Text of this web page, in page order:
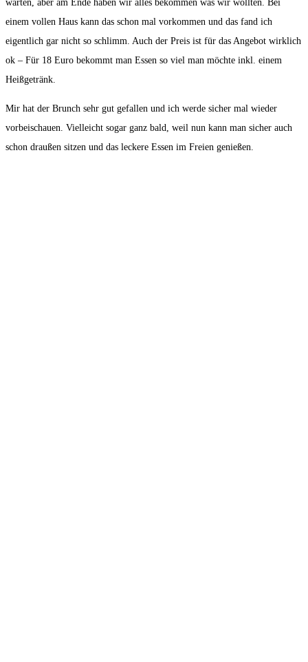
warten, aber am Ende haben wir alles bekommen was wir wollten. Bei
einem vollen Haus kann das schon mal vorkommen und das fand ich
eigentlich gar nicht so schlimm. Auch der Preis ist für das Angebot wirklich
ok – Für 18 Euro bekommt man Essen so viel man möchte inkl. einem
Heißgetränk.
Mir hat der Brunch sehr gut gefallen und ich werde sicher mal wieder
vorbeischauen. Vielleicht sogar ganz bald, weil nun kann man sicher auch
schon draußen sitzen und das leckere Essen im Freien genießen.